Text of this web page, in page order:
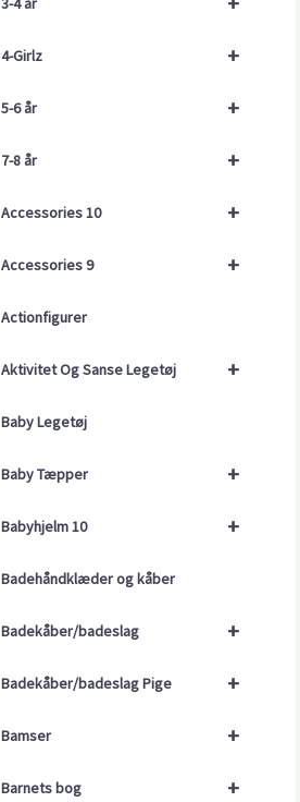
+
4-Girlz
+
5-6 år
+
7-8 år
+
Accessories 10
+
Accessories 9
Actionfigurer
+
Aktivitet Og Sanse Legetøj
Baby Legetøj
+
Baby Tæpper
+
Babyhjelm 10
Badehåndklæder og kåber
+
Badekåber/badeslag
+
Badekåber/badeslag Pige
+
Bamser
+
Barnets bog